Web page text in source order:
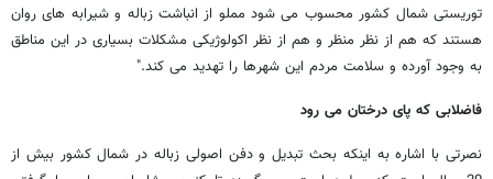
توریستی شمال کشور محسوب می شود مملو از انباشت زباله و شیرابه های روان
هستند که هم از نظر منظر و هم از نظر اکولوژیکی مشکلات بسیاری در این مناطق
به وجود آورده و سلامت مردم این شهرها را تهدید می کند."
فاضلابی که پای درختان می رود
نصرتی با اشاره به اینکه بحث تبدیل و دفن اصولی زباله در شمال کشور بیش از